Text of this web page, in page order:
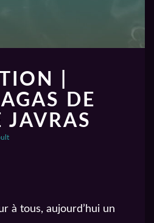
|
DE
JAVRAS
à tous, aujourd’hui un